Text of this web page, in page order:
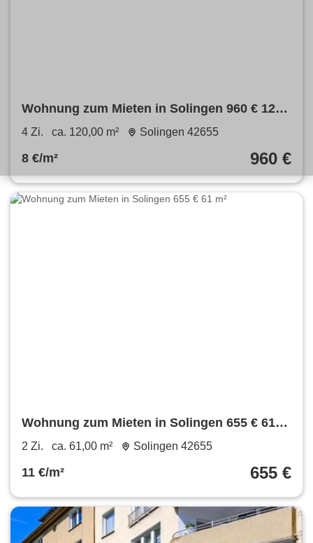
Wohnung zum Mieten in Solingen 960 € 120
m²
4 Zi. ca. 120,00 m² Solingen 42655
8 €/m² 960 €
Wohnung zum Mieten in Solingen 655 € 61
m²
2 Zi. ca. 61,00 m² Solingen 42655
11 €/m² 655 €